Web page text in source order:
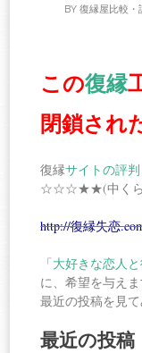
BY 復縁屋比較・
この復縁
閉鎖され
復縁サイトの評
☆☆☆★★(中くら
http://復縁失恋
「大好きな恋人
に、希望を与え
最近の投稿を見て
最近の投稿